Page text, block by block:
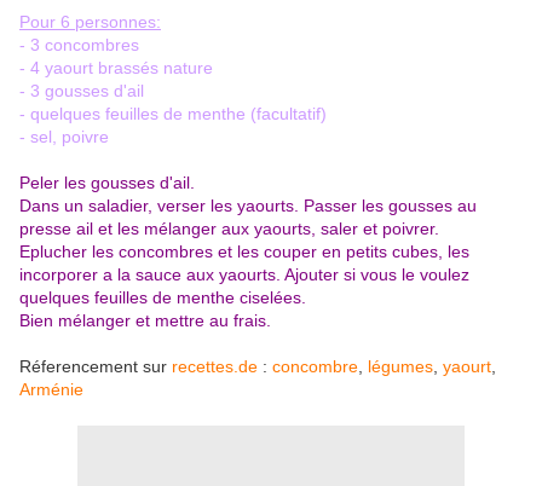
Pour 6 personnes:
- 3 concombres
- 4 yaourt brassés nature
- 3 gousses d'ail
- quelques feuilles de menthe (facultatif)
- sel, poivre
Peler les gousses d'ail.
Dans un saladier, verser les yaourts. Passer les gousses au
presse ail et les mélanger aux yaourts, saler et poivrer.
Eplucher les concombres et les couper en petits cubes, les
incorporer a la sauce aux yaourts. Ajouter si vous le voulez
quelques feuilles de menthe ciselées.
Bien mélanger et mettre au frais.
Réferencement sur recettes.de : concombre légumes yaourt
Arménie